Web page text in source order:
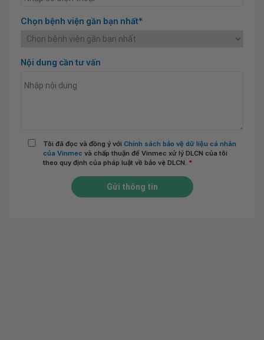
Chọn bệnh viện gần bạn nhất*
Nội dung cần tư vấn
Tôi đã đọc và đồng ý với Chính sách bảo vệ dữ liệu cá nhân
của Vinmec và chấp thuận để Vinmec xử lý DLCN của tôi
theo quy định của pháp luật về bảo vệ DLCN. *
Gửi thông tin